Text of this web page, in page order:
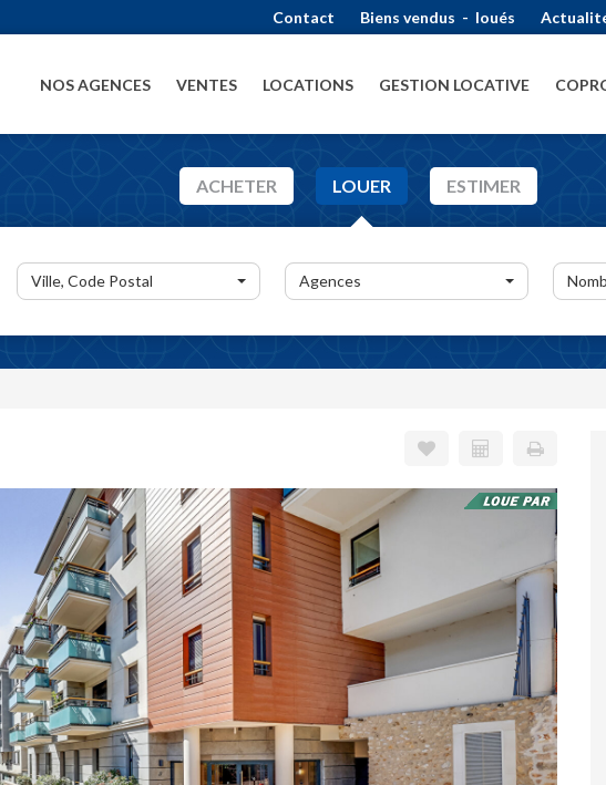
Contact Biens vendus - loués
NOS AGENCES VENTES LOCATIONS GESTION LOCATIVE
ACHETER LOUER ESTIMER
Ville, Code Postal Agences